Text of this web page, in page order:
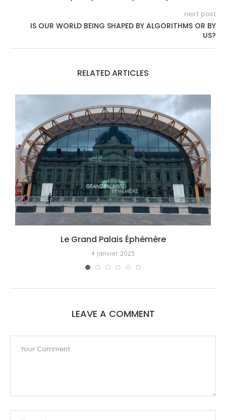
next post
IS OUR WORLD BEING SHAPED BY ALGORITHMS OR BY
US?
RELATED ARTICLES
Le Grand Palais Éphémère
4 janvier 2023
LEAVE A COMMENT